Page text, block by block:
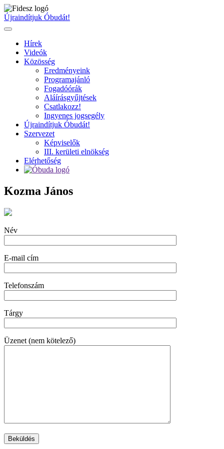
Ugrás
a
tartalomhoz
Újraindítjuk Óbudát!
Hírek
Videók
Közösség
Eredményeink
Programajánló
Fogadóórák
Aláírásgyűjtések
Csatlakozz!
Ingyenes jogsegély
Újraindítjuk Óbudát!
Szervezet
Képviselők
III. kerületi elnökség
Elérhetőség
Kozma János
Név
E-mail cím
Telefonszám
Tárgy
Üzenet (nem kötelező)